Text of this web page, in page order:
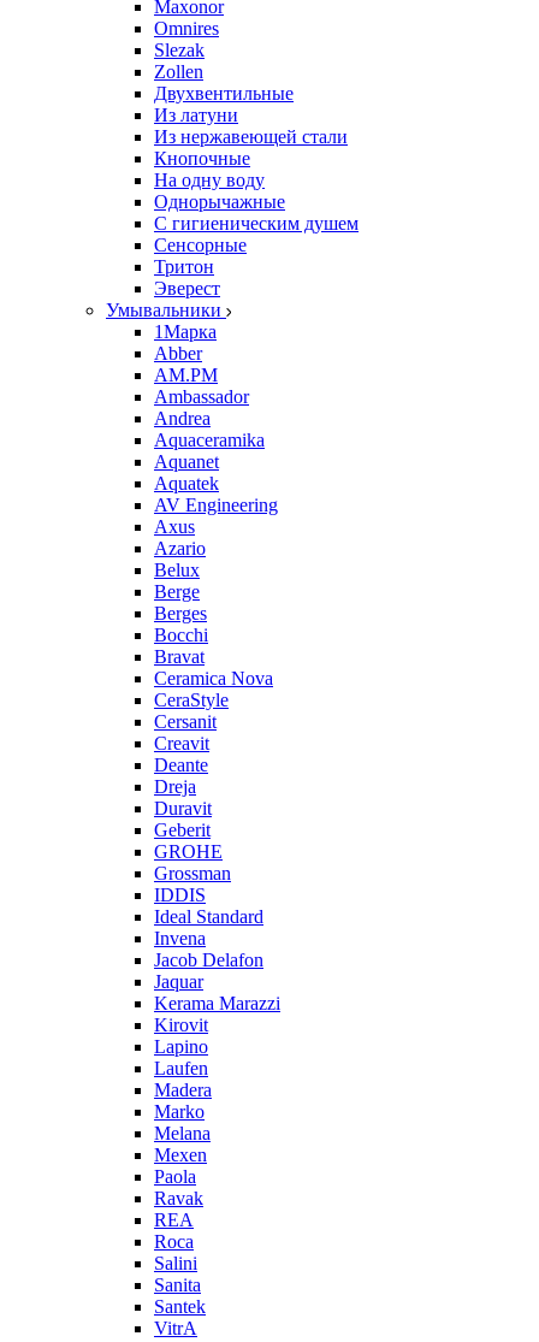
Maxonor
Omnires
Slezak
Zollen
Двухвентильные
Из латуни
Из нержавеющей стали
Кнопочные
На одну воду
Однорычажные
С гигиеническим душем
Сенсорные
Тритон
Эверест
Умывальники
1Марка
Abber
AM.PM
Ambassador
Andrea
Aquaceramika
Aquanet
Aquatek
AV Engineering
Axus
Azario
Belux
Berge
Berges
Bocchi
Bravat
Ceramica Nova
CeraStyle
Cersanit
Creavit
Deante
Dreja
Duravit
Geberit
GROHE
Grossman
IDDIS
Ideal Standard
Invena
Jacob Delafon
Jaquar
Kerama Marazzi
Kirovit
Lapino
Laufen
Madera
Marko
Melana
Mexen
Paola
Ravak
REA
Roca
Salini
Sanita
Santek
VitrA